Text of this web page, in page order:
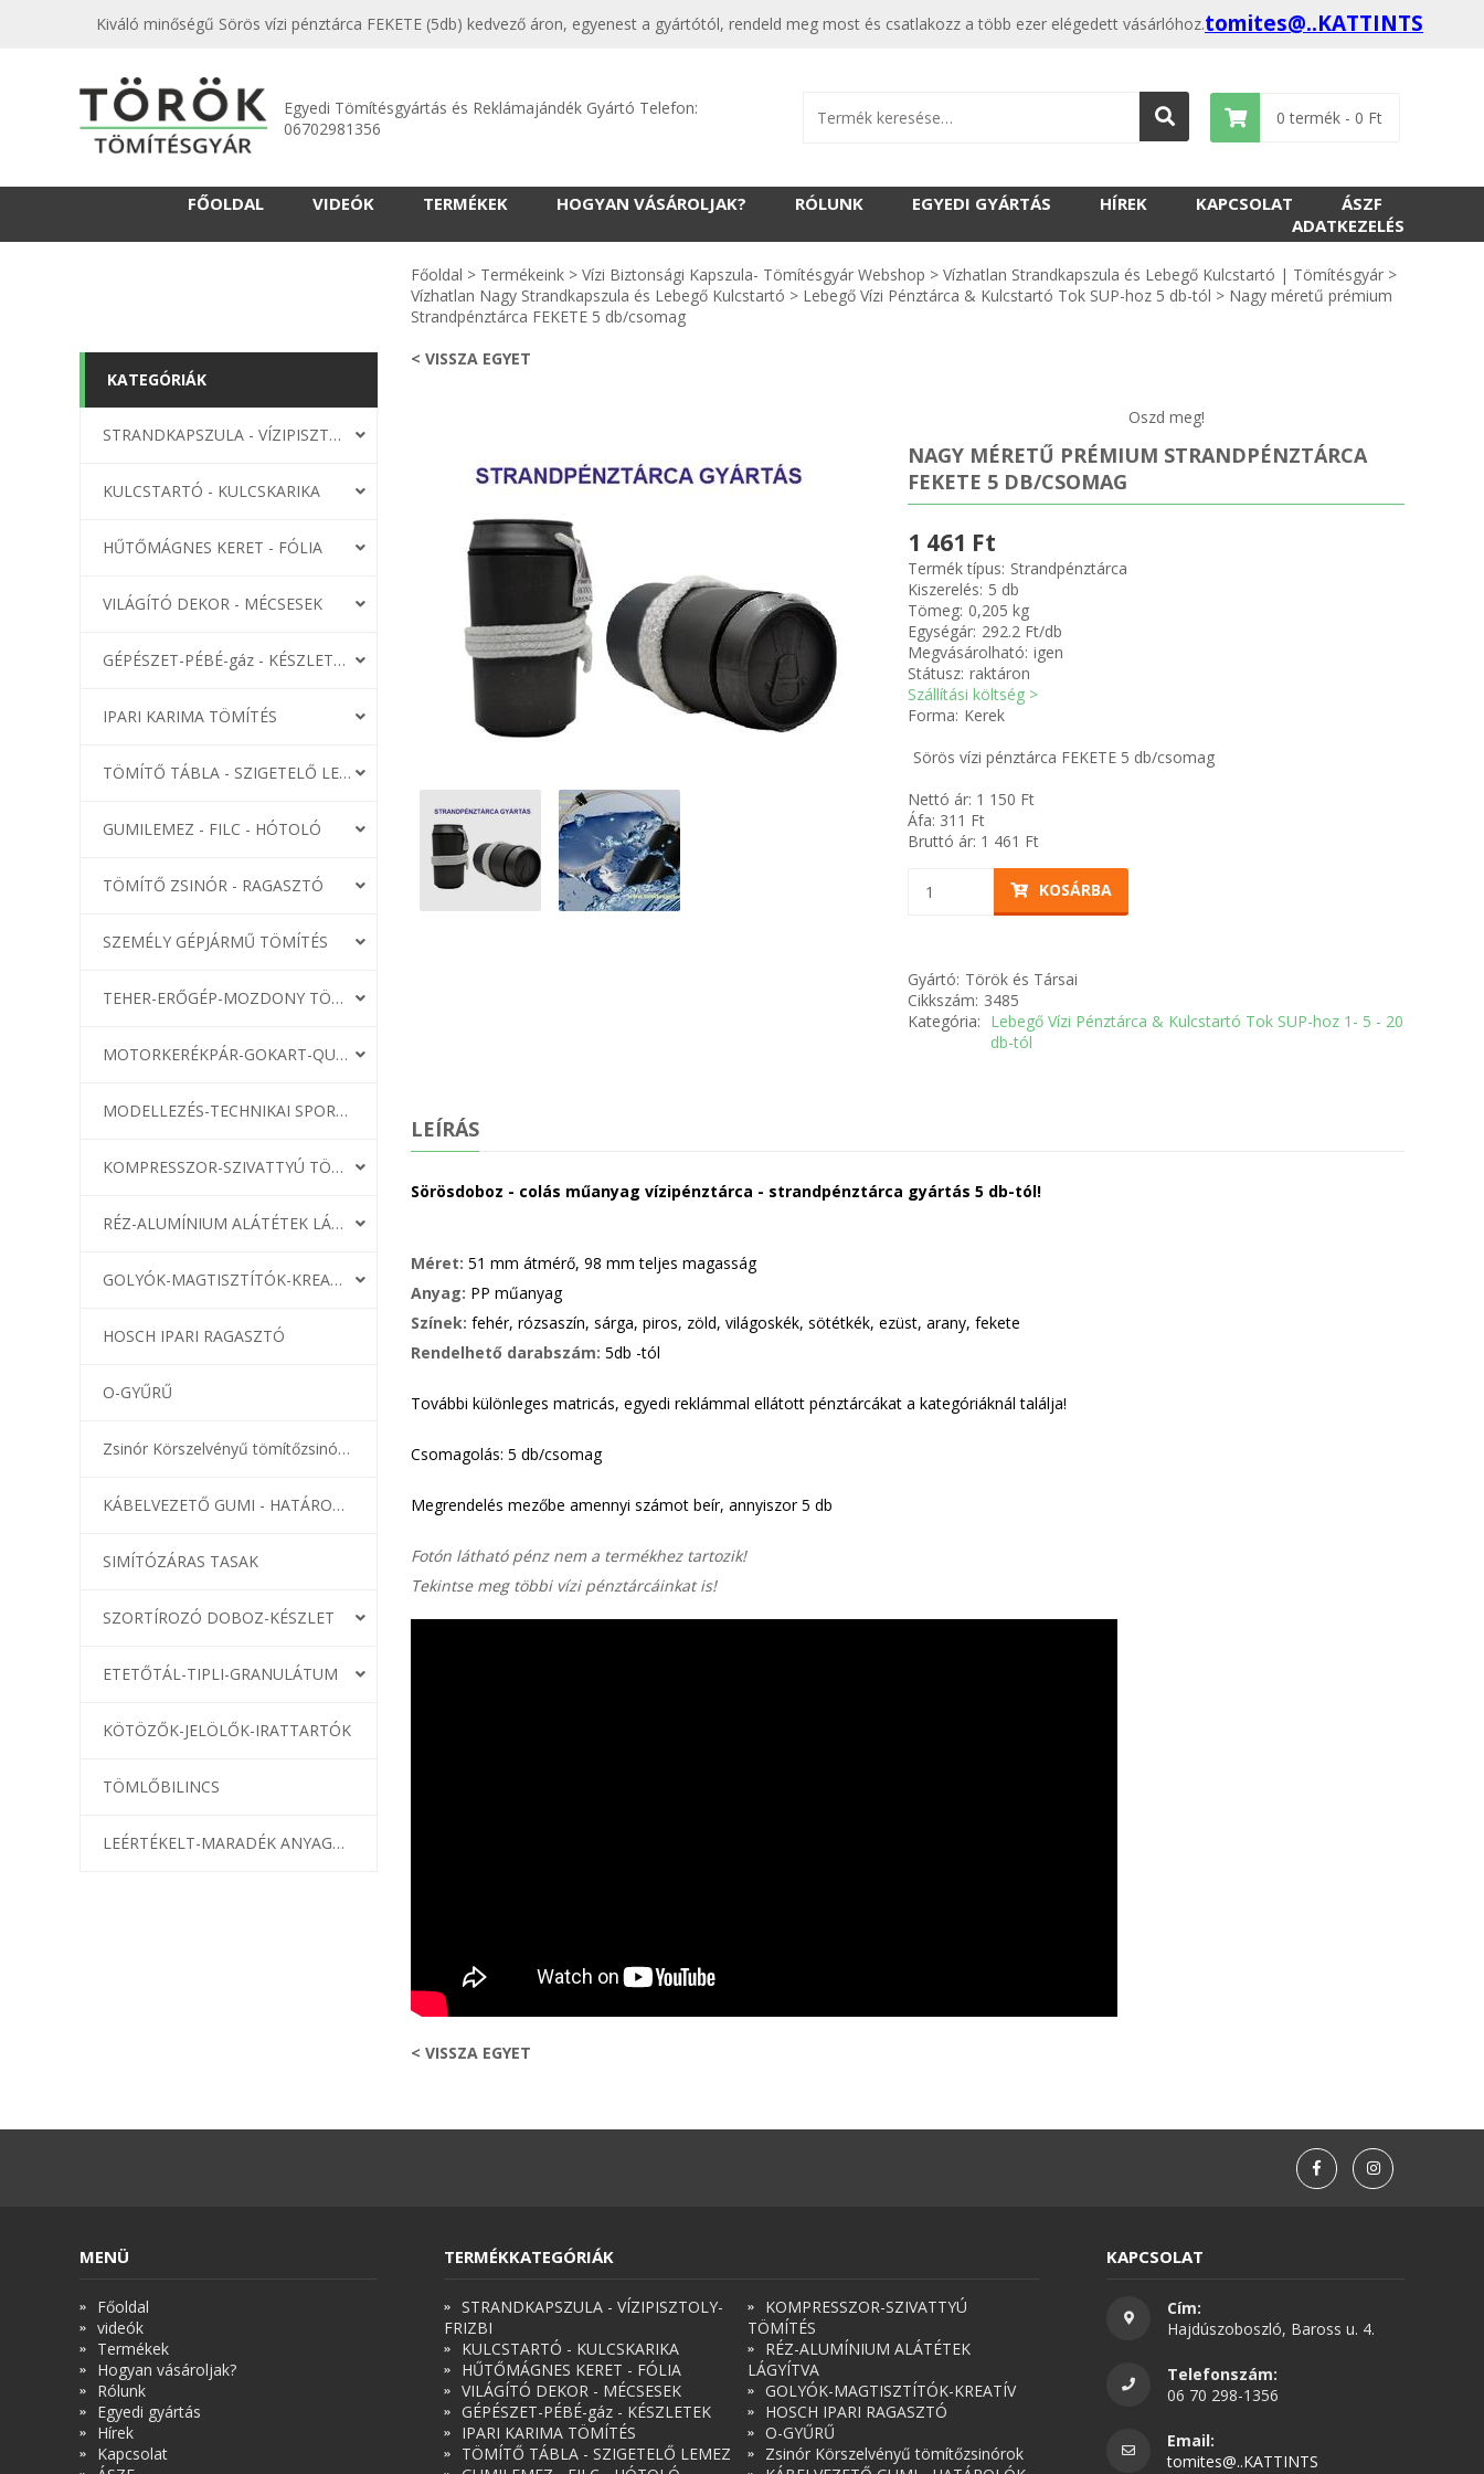
Kiváló minőségű Sörös vízi pénztárca FEKETE (5db) kedvező áron, egyenest a gyártótól, rendeld meg most és csatlakozz a több ezer elégedett vásárlóhoz.tomites@..KATTINTS
Egyedi Tömítésgyártás és Reklámajándék Gyártó Telefon:
06702981356
0 termék - 0 Ft
FŐOLDAL VIDEÓK TERMÉKEK HOGYAN VÁSÁROLJAK? RÓLUNK EGYEDI GYÁRTÁS HÍREK KAPCSOLAT
ÁSZF
ADATKEZELÉS
KATEGÓRIÁK
STRANDKAPSZULA - VÍZIPISZTOLY-FRIZBI
KULCSTARTÓ - KULCSKARIKA
HŰTŐMÁGNES KERET - FÓLIA
VILÁGÍTÓ DEKOR - MÉCSESEK
GÉPÉSZET-PÉBÉ-gáz - KÉSZLETEK
IPARI KARIMA TÖMÍTÉS
TÖMÍTŐ TÁBLA - SZIGETELŐ LEMEZ
GUMILEMEZ - FILC - HÓTOLÓ
TÖMÍTŐ ZSINÓR - RAGASZTÓ
SZEMÉLY GÉPJÁRMŰ TÖMÍTÉS
TEHER-ERŐGÉP-MOZDONY TÖMÍTÉS
MOTORKERÉKPÁR-GOKART-QUAD-CSÓNAKMOTOR TÖMÍTÉS
MODELLEZÉS-TECHNIKAI SPORT-MODELLSPORT
KOMPRESSZOR-SZIVATTYÚ TÖMÍTÉS
RÉZ-ALUMÍNIUM ALÁTÉTEK LÁGYÍTVA
GOLYÓK-MAGTISZTÍTÓK-KREATÍV
HOSCH IPARI RAGASZTÓ
O-GYŰRŰ
Zsinór Körszelvényű tömítőzsinórok
KÁBELVEZETŐ GUMI - HATÁROLÓK
SIMÍTÓZÁRAS TASAK
SZORTÍROZÓ DOBOZ-KÉSZLET
ETETŐTÁL-TIPLI-GRANULÁTUM
KÖTÖZŐK-JELÖLŐK-IRATTARTÓK
TÖMLŐBILINCS
LEÉRTÉKELT-MARADÉK ANYAGOK
Főoldal > Termékeink > Vízi Biztonsági Kapszula- Tömítésgyár Webshop > Vízhatlan Strandkapszula és Lebegő Kulcstartó | Tömítésgyár >
Vízhatlan Nagy Strandkapszula és Lebegő Kulcstartó > Lebegő Vízi Pénztárca & Kulcstartó Tok SUP-hoz 5 db-tól > Nagy méretű prémium
Strandpénztárca FEKETE 5 db/csomag
< VISSZA EGYET
Oszd meg!
NAGY MÉRETŰ PRÉMIUM STRANDPÉNZTÁRCA
FEKETE 5 DB/CSOMAG
1 461 Ft
Termék típus: Strandpénztárca
Kiszerelés: 5 db
Tömeg: 0,205 kg
Egységár: 292.2 Ft/db
Megvásárolható: igen
Státusz: raktáron
Szállítási költség >
Forma: Kerek
Sörös vízi pénztárca FEKETE 5 db/csomag
Nettó ár: 1 150 Ft
Áfa: 311 Ft
Bruttó ár: 1 461 Ft
KOSÁRBA
Gyártó: Török és Társai
Cikkszám: 3485
Kategória: Lebegő Vízi Pénztárca & Kulcstartó Tok SUP-hoz 1- 5 - 20
db-tól
LEÍRÁS
Sörösdoboz - colás műanyag vízipénztárca - strandpénztárca gyártás 5 db-tól!
Méret: 51 mm átmérő, 98 mm teljes magasság
Anyag: PP műanyag
Színek: fehér, rózsaszín, sárga, piros, zöld, világoskék, sötétkék, ezüst, arany, fekete
Rendelhető darabszám: 5db -tól
További különleges matricás, egyedi reklámmal ellátott pénztárcákat a kategóriáknál találja!
Csomagolás: 5 db/csomag
Megrendelés mezőbe amennyi számot beír, annyiszor 5 db
Fotón látható pénz nem a termékhez tartozik!
Tekintse meg többi vízi pénztárcáinkat is!
< VISSZA EGYET
MENÜ
Főoldal
videók
Termékek
Hogyan vásároljak?
Rólunk
Egyedi gyártás
Hírek
Kapcsolat
TERMÉKKATEGÓRIÁK
STRANDKAPSZULA - VÍZIPISZTOLY-
FRIZBI
KULCSTARTÓ - KULCSKARIKA
HŰTŐMÁGNES KERET - FÓLIA
VILÁGÍTÓ DEKOR - MÉCSESEK
GÉPÉSZET-PÉBÉ-gáz - KÉSZLETEK
IPARI KARIMA TÖMÍTÉS
TÖMÍTŐ TÁBLA - SZIGETELŐ LEMEZ
KOMPRESSZOR-SZIVATTYÚ
TÖMÍTÉS
RÉZ-ALUMÍNIUM ALÁTÉTEK
LÁGYÍTVA
GOLYÓK-MAGTISZTÍTÓK-KREATÍV
HOSCH IPARI RAGASZTÓ
O-GYŰRŰ
Zsinór Körszelvényű tömítőzsinórok
KAPCSOLAT
Cím:
Hajdúszoboszló, Baross u. 4.
Telefonszám:
06 70 298-1356
Email:
tomites@..KATTINTS